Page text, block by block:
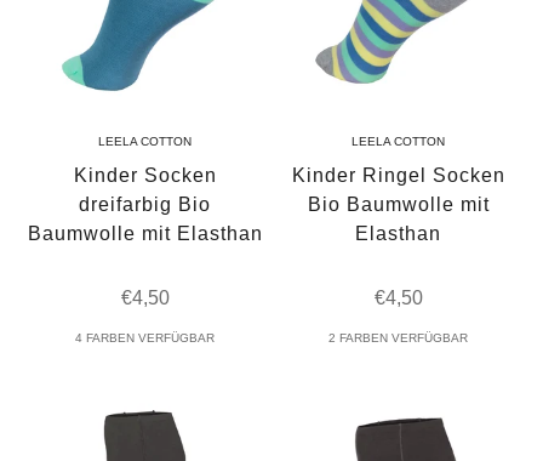
LEELA COTTON
Kinder Socken
dreifarbig Bio
Baumwolle mit Elasthan
Angebot
€4,50
4 FARBEN VERFÜGBAR
LEELA COTTON
Kinder Ringel Socken
Bio Baumwolle mit
Elasthan
Angebot
€4,50
2 FARBEN VERFÜGBAR